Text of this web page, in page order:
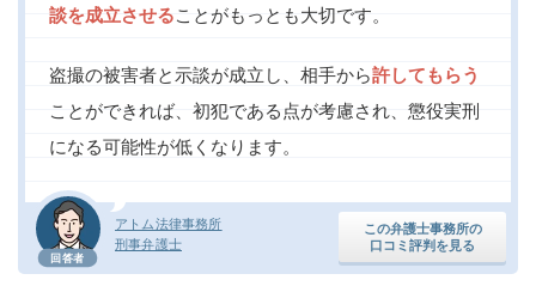
回答者
アトム法律事務所
刑事弁護士
この弁護士事務所の
口コミ評判を見る
談を成立させることがもっとも大切です。
盗撮の被害者と示談が成立し、相手から許してもらう
ことができれば、初犯である点が考慮され、懲役実刑
になる可能性が低くなります。